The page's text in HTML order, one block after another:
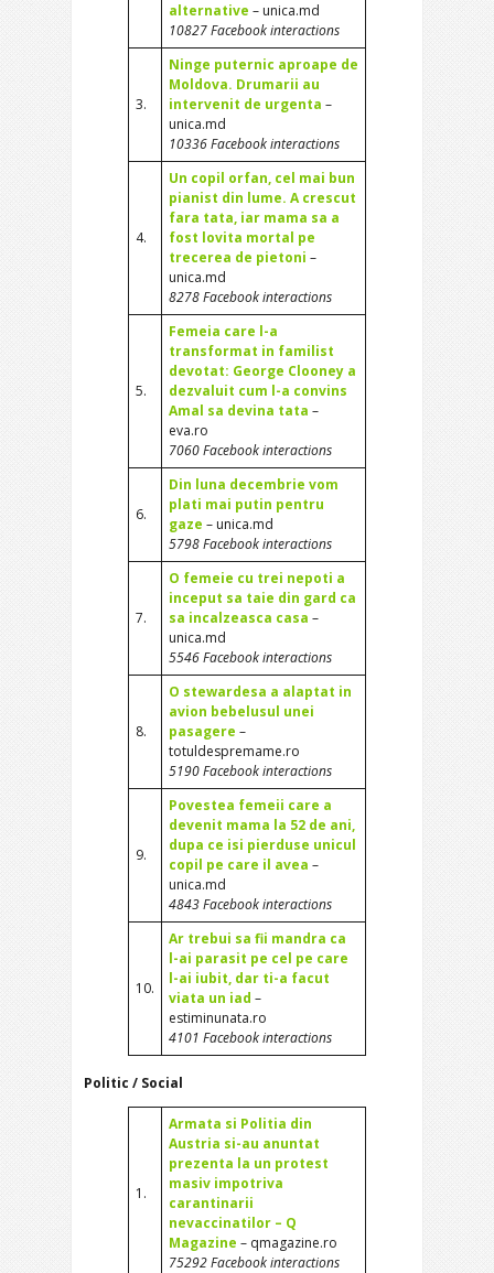
alternative – unica.md
10827 Facebook interactions
3.
Ninge puternic aproape de
Moldova. Drumarii au
intervenit de urgenta –
unica.md
10336 Facebook interactions
4.
Un copil orfan, cel mai bun
pianist din lume. A crescut
fara tata, iar mama sa a
fost lovita mortal pe
trecerea de pietoni –
unica.md
8278 Facebook interactions
5.
Femeia care l-a
transformat in familist
devotat: George Clooney a
dezvaluit cum l-a convins
Amal sa devina tata –
eva.ro
7060 Facebook interactions
6.
Din luna decembrie vom
plati mai putin pentru
gaze – unica.md
5798 Facebook interactions
7.
O femeie cu trei nepoti a
inceput sa taie din gard ca
sa incalzeasca casa –
unica.md
5546 Facebook interactions
8.
O stewardesa a alaptat in
avion bebelusul unei
pasagere –
totuldespremame.ro
5190 Facebook interactions
9.
Povestea femeii care a
devenit mama la 52 de ani,
dupa ce isi pierduse unicul
copil pe care il avea –
unica.md
4843 Facebook interactions
10.
Ar trebui sa fii mandra ca
l-ai parasit pe cel pe care
l-ai iubit, dar ti-a facut
viata un iad –
estiminunata.ro
4101 Facebook interactions
Politic / Social
1.
Armata si Politia din
Austria si-au anuntat
prezenta la un protest
masiv impotriva
carantinarii
nevaccinatilor – Q
Magazine – qmagazine.ro
75292 Facebook interactions